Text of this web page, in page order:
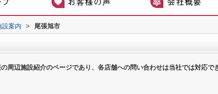
設案内 > 尾張旭市
周辺施設紹介のページであり、各店舗への問い合わせは当社では対応で